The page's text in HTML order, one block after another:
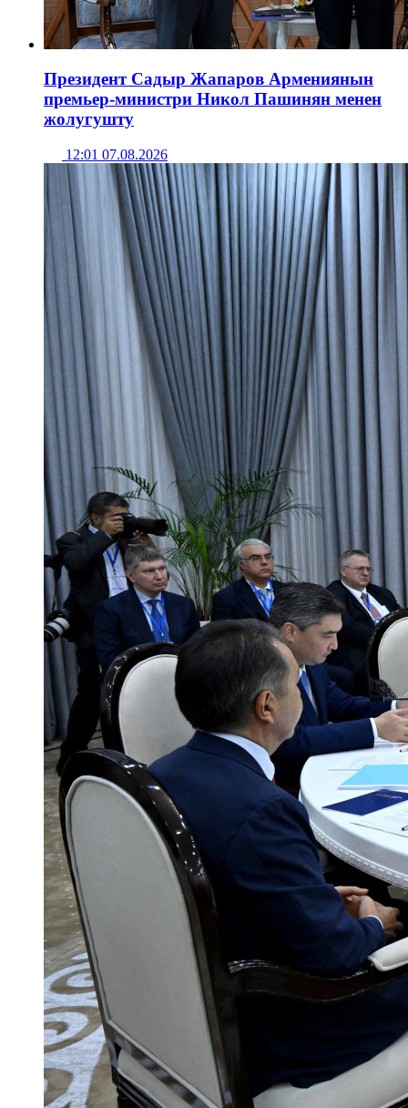
Президент Садыр Жапаров Армениянын
премьер-министри Никол Пашинян менен
жолугушту
12:01 07.08.2026